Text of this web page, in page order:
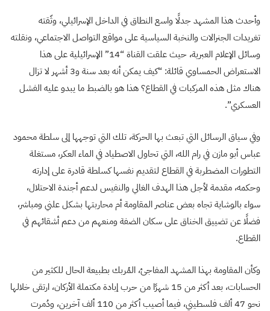
وأحدث هذا المشهد جدلًا واسع النطاق في الداخل الإسرائيلي، وثّقته
تغريدات الجنرالات والنخبة السياسية على مواقع التواصل الاجتماعي، ونقلته
وسائل الإعلام العبرية، حيث علقت القناة “14” الإسرائيلية على هذا
الاستعراض الحمساوي قائلة: “كيف يمكن أنه بعد سنة و3 أشهر لا تزال
هناك مثل هذه المركبات في القطاع؟ هذا هو بالضبط ما يبدو عليه الفشل
العسكري”.
وفي سياق الرسائل التي تبعث بها الحركة، تلك التي توجهها إلى سلطة محمود
عباس أبو مازن في رام الله، التي تحاول الاصطياد في الماء العكر، مستغلة
التطورات المضطربة في القطاع لتقديم نفسها كسلطة قادرة على إدارته
وحكمه، مقدمة لأجل هذا الهدف الغالي والنفيس لدعم أجندة الاحتلال،
سواء بالوشاية تجاه بعض عناصر المقاومة أم محاربتها بشكل علني ومباشر،
فضلًا عن تضييق الخناق على سكان الضفة ومنعهم من دعم أشقائهم في
القطاع.
وكأن المقاومة بهذا المشهد المفاجئ، المُربك بطبيعة الحال للكثير من
الحسابات، بعد أكثر من 15 شهرًا من حرب إبادة مكتملة الأركان، ارتقى خلالها
نحو 47 ألف فلسطيني، فيما أصيب أكثر من 110 ألف آخرين، ودُمرت